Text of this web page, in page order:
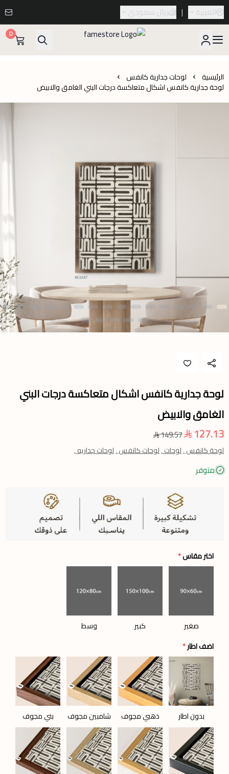
العربية | ريال سعودي
0
الرئيسية لوحات جدارية كانفس
لوحة جدارية كانفس اشكال متعاكسة درجات البني الغامق والابيض
لوحة جدارية كانفس اشكال متعاكسة درجات البني
الغامق والابيض
127.13
149.57
لوحة كانفس ,لوحات ,لوحات كانفس ,لوحات جداريه ,
متوفر
اختر مقاس*
صغير كبير
وسط
اضف اطار*
بدون اطار ذهبي مجوف شامبين مجوف بني مجوف